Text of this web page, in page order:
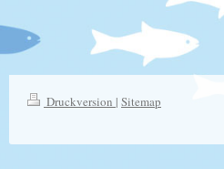
Druckversion | Sitemap